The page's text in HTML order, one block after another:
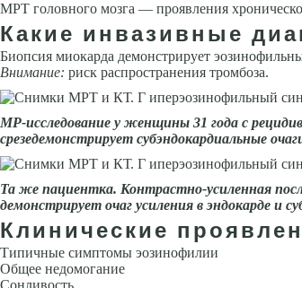
МРТ головного мозга — проявления
Какие инвазивные
Биопсия миокарда демонстрирует
Внима­ние: риск распространения тромбоза.
MP-исследование у женщины 31 года с
срезедемонстрирует субэндокардиальные
Та же пациентка. Контра­стно-усиленная
демонстрирует очаг усиления в эндокарде и
Клинические
Типичные симптомы эозинофилии
Общее недомогание
Сонливость